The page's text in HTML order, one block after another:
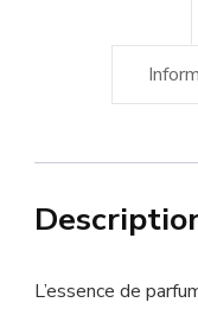
L’essence de